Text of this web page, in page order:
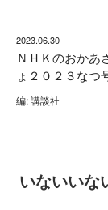
2023.06.30
ＮＨＫのおかあ
ょ２０２３なつ
編: 講談社
いないいな